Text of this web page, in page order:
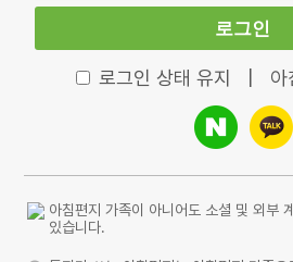
로그인
로그인 상태 유지 아
아침편지 가족이 아니어도 소셜 및 외부
있습니다.